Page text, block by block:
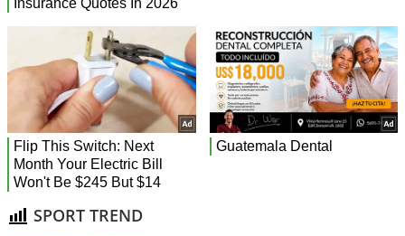
SPORT TREND